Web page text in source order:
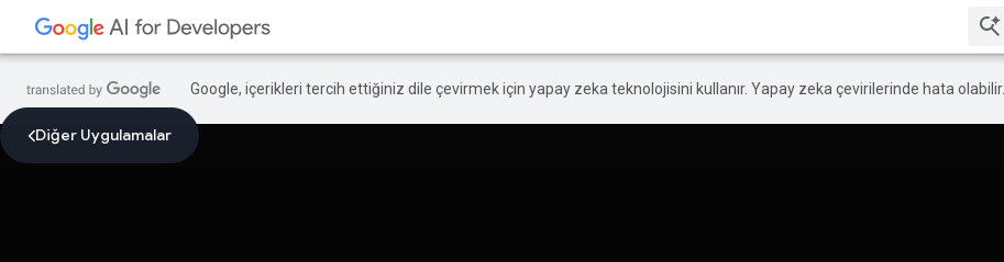
Google, içerikleri tercih ettiğiniz dile çevirmek için yapay zeka teknolojisini kullanır. Yapay zeka çevirilerinde hata olabilir.
Diğer Uygulamalar